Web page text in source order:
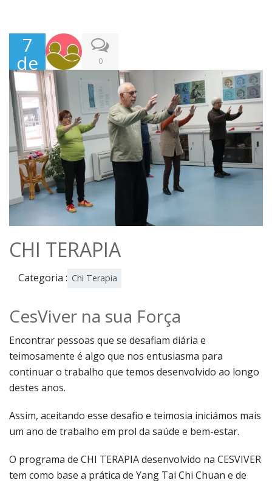
7
de
Fev
erei
ro,
202
0
0
CHI TERAPIA
Categoria : Chi Terapia
CesViver na sua Força
Encontrar pessoas que se desafiam diária e
teimosamente é algo que nos entusiasma para
continuar o trabalho que temos desenvolvido ao longo
destes anos.
Assim, aceitando esse desafio e teimosia iniciámos mais
um ano de trabalho em prol da saúde e bem-estar.
O programa de CHI TERAPIA desenvolvido na CESVIVER
tem como base a prática de Yang Tai Chi Chuan e de